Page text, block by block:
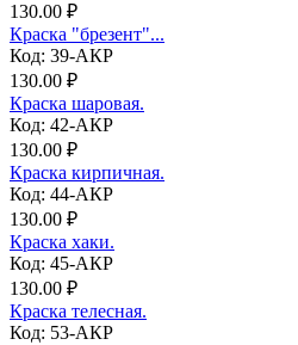
130.00 ₽
Краска "брезент"...
Код: 39-АКР
130.00 ₽
Краска шаровая.
Код: 42-АКР
130.00 ₽
Краска кирпичная.
Код: 44-АКР
130.00 ₽
Краска хаки.
Код: 45-АКР
130.00 ₽
Краска телесная.
Код: 53-АКР